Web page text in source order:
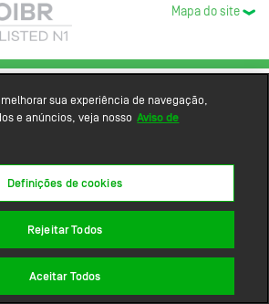
Mapa do site
sua experiência de navegação,
e anúncios, veja nosso Aviso de
Definições de cookies
Rejeitar Todos
Aceitar Todos